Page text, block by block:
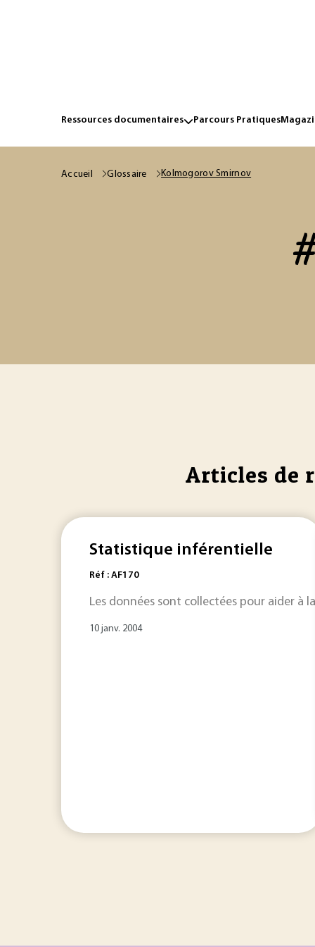
Ressources documentaires Parcours Pratiques
Accueil Glossaire Kolmogorov Smirnov
Articles de
Statistique inférentielle
Réf : AF170
Les données sont collectées pour aider à
10 janv. 2004